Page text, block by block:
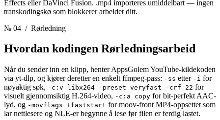
Effects eller DaVinci Fusion. .mp4 importeres umiddelbart — ingen
transkodingskø som blokkerer arbeidet ditt.
№ 04 / Rørledning
Hvordan kodingen Rørledningsarbeid
Når du sender inn en klipp, henter AppsGolem YouTube-kildekoden
via yt-dlp, og kjører deretter en enkelt ffmpeg-pass: -ss etter -i for
nøyaktig søk, -c:v libx264 -preset veryfast -crf 22 for
visuelt gjennomsiktig H.264-video, -c:a copy for bit-perfekt AAC-
lyd, og -movflags +faststart for moov-front MP4-oppsettet som
lar nettlesere og NLE-er begynne å lese før filen er ferdig lastet.